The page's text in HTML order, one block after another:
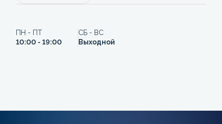
ПН - ПТ
10:00 - 19:00
СБ - ВС
Выходной